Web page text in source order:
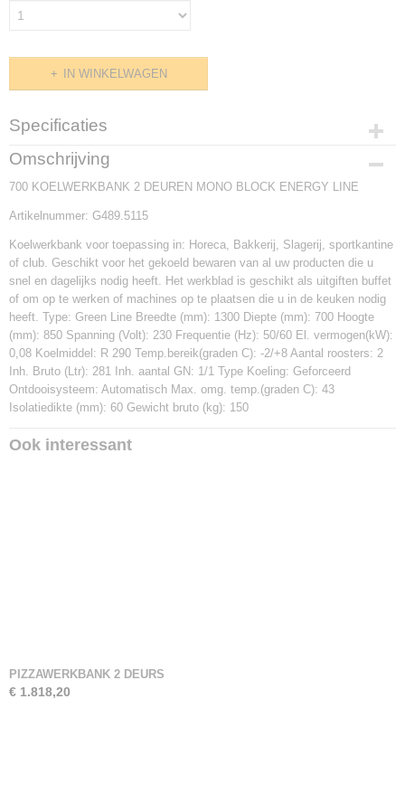
IN WINKELWAGEN
Specificaties
Productcode
Omschrijving
700 KOELWERKBANK 2 DEUREN MONO BLOCK ENERGY LINE
Artikelnummer: G489.5115
Koelwerkbank voor toepassing in: Horeca, Bakkerij, Slagerij, sportkantine
of club. Geschikt voor het gekoeld bewaren van al uw producten die u
snel en dagelijks nodig heeft. Het werkblad is geschikt als uitgiften buffet
of om op te werken of machines op te plaatsen die u in de keuken nodig
heeft. Type: Green Line Breedte (mm): 1300 Diepte (mm): 700 Hoogte
(mm): 850 Spanning (Volt): 230 Frequentie (Hz): 50/60 El. vermogen(kW):
0,08 Koelmiddel: R 290 Temp.bereik(graden C): -2/+8 Aantal roosters: 2
Inh. Bruto (Ltr): 281 Inh. aantal GN: 1/1 Type Koeling: Geforceerd
Ontdooisysteem: Automatisch Max. omg. temp.(graden C): 43
Isolatiedikte (mm): 60 Gewicht bruto (kg): 150
Ook interessant
PIZZAWERKBANK 2 DEURS
€ 1.818,20